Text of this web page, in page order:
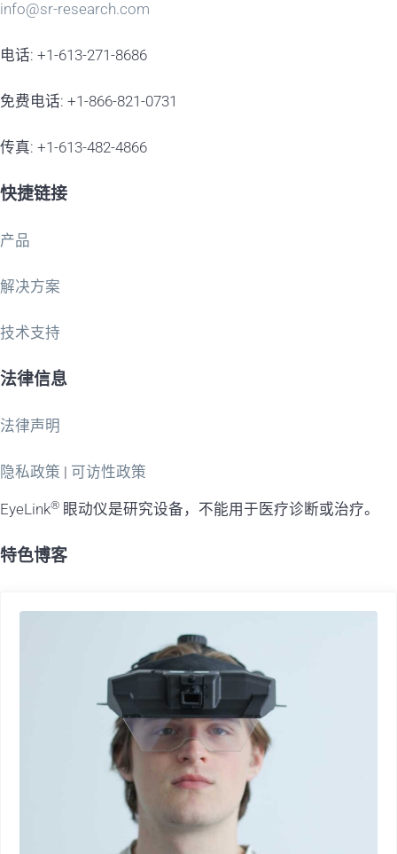
info@sr-research.com
电话: +1-613-271-8686
免费电话: +1-866-821-0731
传真: +1-613-482-4866
快捷链接
产品
解决方案
技术支持
法律信息
法律声明
隐私政策 | 可访性政策
EyeLink® 眼动仪是研究设备，不能用于医疗诊断或治疗。
特色博客